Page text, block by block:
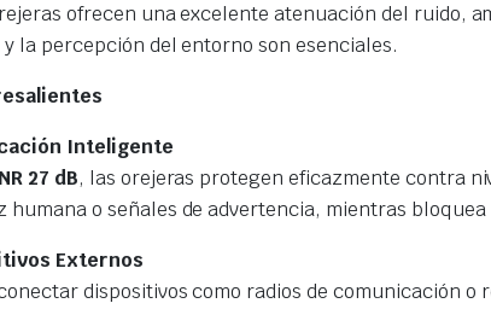
ofrecen una excelente atenuación del ruido,
la percepción del entorno son esenciales.
Inteligente
27 dB, las orejeras protegen eficazmente contra
humana o señales de advertencia, mientras
Externos
dispositivos como radios de comunicación